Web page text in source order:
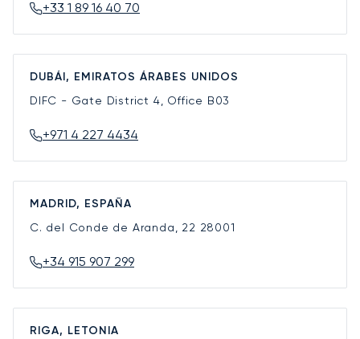
+33 1 89 16 40 70
DUBÁI, EMIRATOS ÁRABES UNIDOS
DIFC - Gate District 4, Office B03
+971 4 227 4434
MADRID, ESPAÑA
C. del Conde de Aranda, 22 28001
+34 915 907 299
RIGA, LETONIA